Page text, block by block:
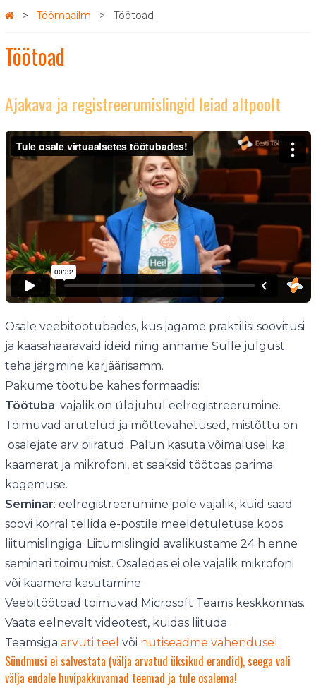
Töömaailm Töötoad
Töötoad
Ajakava ja registreerumislingid leiad altpoolt
Osale veebitöötubades, kus jagame praktilisi soovitusi
ja kaasahaaravaid ideid ning anname Sulle julgust
teha järgmine karjäärisamm.
Pakume töötube kahes formaadis:
Töötuba: vajalik on üldjuhul eelregistreerumine.
Toimuvad arutelud ja mõttevahetused, mistõttu on
osalejate arv piiratud. Palun kasuta võimalusel ka
kaamerat ja mikrofoni, et saaksid töötoas parima
kogemuse.
Seminar: eelregistreerumine pole vajalik, kuid saad
soovi korral tellida e-postile meeldetuletuse koos
liitumislingiga. Liitumislingid avalikustame 24 h enne
seminari toimumist. Osaledes ei ole vajalik mikrofoni
või kaamera kasutamine.
Veebitöötoad toimuvad Microsoft Teams keskkonnas.
Vaata eelnevalt videotest, kuidas liituda
Teamsiga arvuti teel või nutiseadme vahendusel .
Sündmusi ei salvestata (välja arvatud üksikud erandid), seega vali
välja endale huvipakkuvamad teemad ja tule osalema!